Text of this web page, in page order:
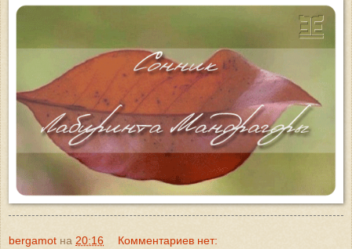
bergamot на 20:16 Комментариев нет: